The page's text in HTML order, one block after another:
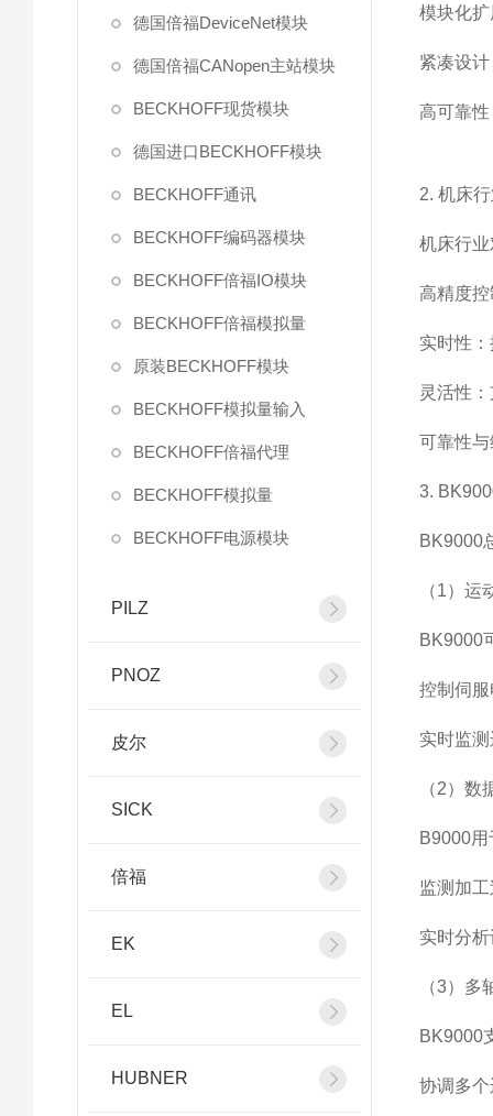
德国倍福DeviceNet模块
德国倍福CANopen主站模块
BECKHOFF现货模块
德国进口BECKHOFF模块
BECKHOFF通讯
BECKHOFF编码器模块
BECKHOFF倍福IO模块
BECKHOFF倍福模拟量
原装BECKHOFF模块
BECKHOFF模拟量输入
BECKHOFF倍福代理
BECKHOFF模拟量
BECKHOFF电源模块
PILZ
PNOZ
皮尔
SICK
倍福
EK
EL
HUBNER
模块化
紧凑设
高可靠
2. 机床
机床行
高精度
实时性
灵活性
可靠性
3.
BK9000
（1）运
BK9000
控制伺
实时监
（2）数
B9000
监测加
实时分
（3）多
BK9000
协调多